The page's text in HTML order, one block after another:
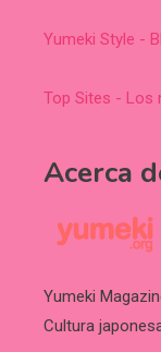
Yumeki Style -
Top Sites - Los
Acerca
Yumeki
Cultura